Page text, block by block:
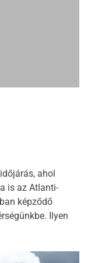
ahol
is az Atlanti-
képződő
Ilyen